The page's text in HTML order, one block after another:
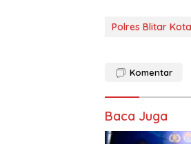
Polres Blitar
Komentar
Baca Juga